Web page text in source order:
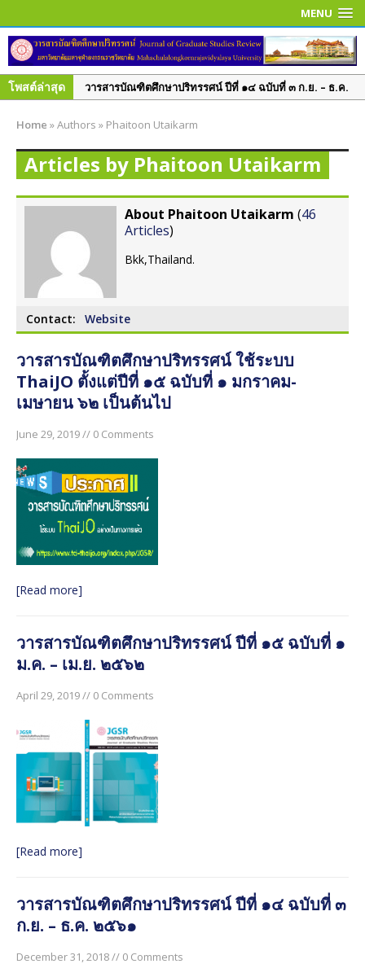
MENU
โพสต์ล่าสุด
วารสารบัณฑิตศึกษาปริทรรศน์ ปีที่ ๑๔ ฉบับที่ ๓ ก.ย. – ธ.ค.
วารสารบัณฑิตศึกษาปริทรรศน์ ปีที่ ๑๔ ฉบับพิเศษ เล่ม ๑
มิ.ย. – ก.ย. ๒๕๖๑
วารสารบัณฑิตศึกษาปริทรรศน์ ปีที่ ๑๔ ฉบับที่ ๒ พ.ค. – ส.ค.
๒๕๖๑
วารสารบัณฑิตศึกษาปริทรรศน์ ปีที่ ๑๔ ฉบับที่ ๑ ม.ค. – เม.ย.
๒๕๖๑
วารสารบัณฑิตศึกษาปริทรรศน์ ปีที่ ๑๓ ฉบับที่ ๓ ก.ย.– ธ.ค.
๒๕๖๐
วารสารบัณฑิตศึกษาปริทรรศน์ ปีที่ ๑๓ ฉบับที่ ๒ พ.ค.– ส.ค.
๒๕๖๐
วารสารบัณฑิตศึกษาปริทรรศน์ ปีที่ ๑๓ ฉบับพิเศษ เล่ม ๓
มิถุนายน ๒๕๖๐
วารสารบัณฑิตศึกษาปริทรรศน์ ปีที่ ๑๓ ฉบับพิเศษ เล่ม ๒
มิถุนายน ๒๕๖๐
๑๕ ฉบับที่ ๑ มกราคม-เมษายน ๖๒ เป็นต้นไป
วารสารบัณฑิตศึกษาปริทรรศน์ ปีที่ ๑๕ ฉบับที่ ๑ ม.ค. – เม.ย.
๒๕๖๒
Home »Authors » Phaitoon Utaikarm
Articles by Phaitoon Utaikarm
About Phaitoon Utaikarm (46
Articles)
Bkk,Thailand.
Contact: Website
วารสารบัณฑิตศึกษาปริทรรศน์ ใช้ระบบ
ThaiJO ตั้งแต่ปีที่ ๑๕ ฉบับที่ ๑ มกราคม-
เมษายน ๖๒ เป็นต้นไป
June 29, 2019 // 0 Comments
[Read more]
วารสารบัณฑิตศึกษาปริทรรศน์ ปีที่ ๑๕ ฉบับที่ ๑
ม.ค. – เม.ย. ๒๕๖๒
April 29, 2019 // 0 Comments
[Read more]
วารสารบัณฑิตศึกษาปริทรรศน์ ปีที่ ๑๔ ฉบับที่ ๓
ก.ย. – ธ.ค. ๒๕๖๑
December 31, 2018 // 0 Comments